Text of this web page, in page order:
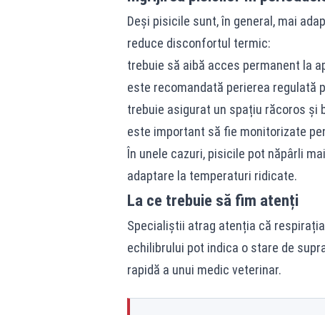
Deși pisicile sunt, în general, mai
reduce disconfortul termic:
trebuie să aibă acces permanent la
este recomandată perierea regulată
trebuie asigurat un spațiu răcoros și
este important să fie monitorizate
În unele cazuri, pisicile pot năpârli
adaptare la temperaturi ridicate.
La ce trebuie să fim atenți
Specialiștii atrag atenția că
echilibrului pot indica o stare de
rapidă a unui medic veterinar.